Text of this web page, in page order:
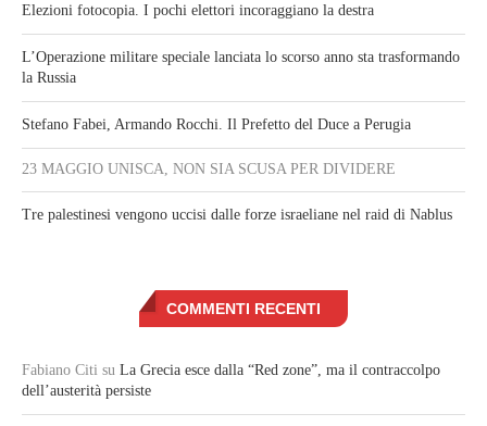
Elezioni fotocopia. I pochi elettori incoraggiano la destra
L’Operazione militare speciale lanciata lo scorso anno sta trasformando
la Russia
Stefano Fabei, Armando Rocchi. Il Prefetto del Duce a Perugia
23 MAGGIO UNISCA, NON SIA SCUSA PER DIVIDERE
Tre palestinesi vengono uccisi dalle forze israeliane nel raid di Nablus
COMMENTI RECENTI
Fabiano Citi su La Grecia esce dalla “Red zone”, ma il contraccolpo
dell’austerità persiste